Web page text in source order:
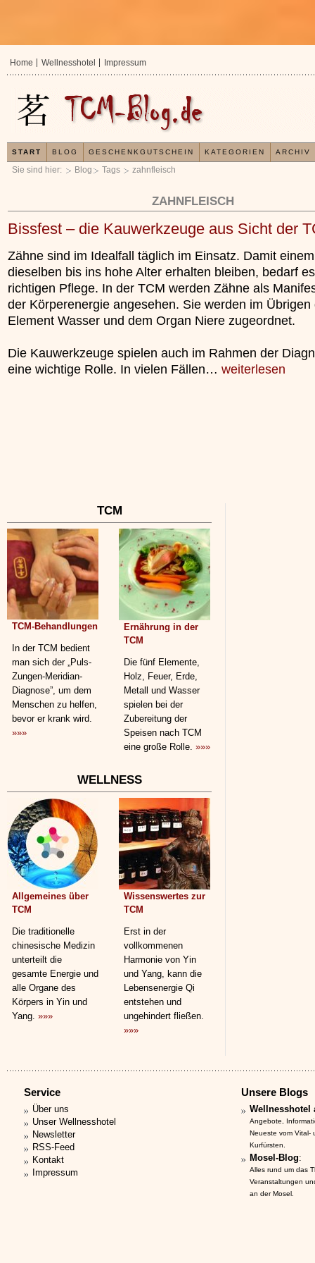
Sie sind hier: Blog Tags zahnfleisch
ZAHNFLEISCH
Bissfest – die Kauwerkzeuge aus Sicht der
Zähne sind im Idealfall täglich im Einsatz. Damit einem
dieselben bis ins hohe Alter erhalten bleiben, bedarf
richtigen Pflege. In der TCM werden Zähne als
der Körperenergie angesehen. Sie werden im Übrigen
Element Wasser und dem Organ Niere zugeordnet.
Die Kauwerkzeuge spielen auch im Rahmen der
eine wichtige Rolle. In vielen Fällen… weiterlesen
TCM
TCM-Behandlungen
In der TCM bedient
man sich der „Puls-
Zungen-Meridian-
Diagnose”, um dem
Menschen zu helfen,
bevor er krank wird.
»»»
Ernährung in der
TCM
Die fünf Elemente,
Holz, Feuer, Erde,
Metall und Wasser
spielen bei der
Zubereitung der
Speisen nach TCM
eine große Rolle. »»»
WELLNESS
Allgemeines über
TCM
Die traditionelle
chinesische Medizin
unterteilt die
gesamte Energie und
alle Organe des
Körpers in Yin und
Yang. »»»
Wissenswertes zur
TCM
Erst in der
vollkommenen
Harmonie von Yin
und Yang, kann die
Lebensenergie Qi
entstehen und
ungehindert fließen.
»»»
In der TCM sind
Organismus
unterliegt.
Home Wellnesshotel Impressum
START BLOG GESCHENKGUTSCHEIN KATEGORIEN ARCHIV
Service
Über uns
Unser Wellnesshotel
Newsletter
RSS-Feed
Kontakt
Impressum
Unsere Blogs
Wellnesshotel
Angebote,
Neueste vom Vital-
Kurfürsten.
Mosel-Blog:
Alles rund um das
Veranstaltungen
an der Mosel.